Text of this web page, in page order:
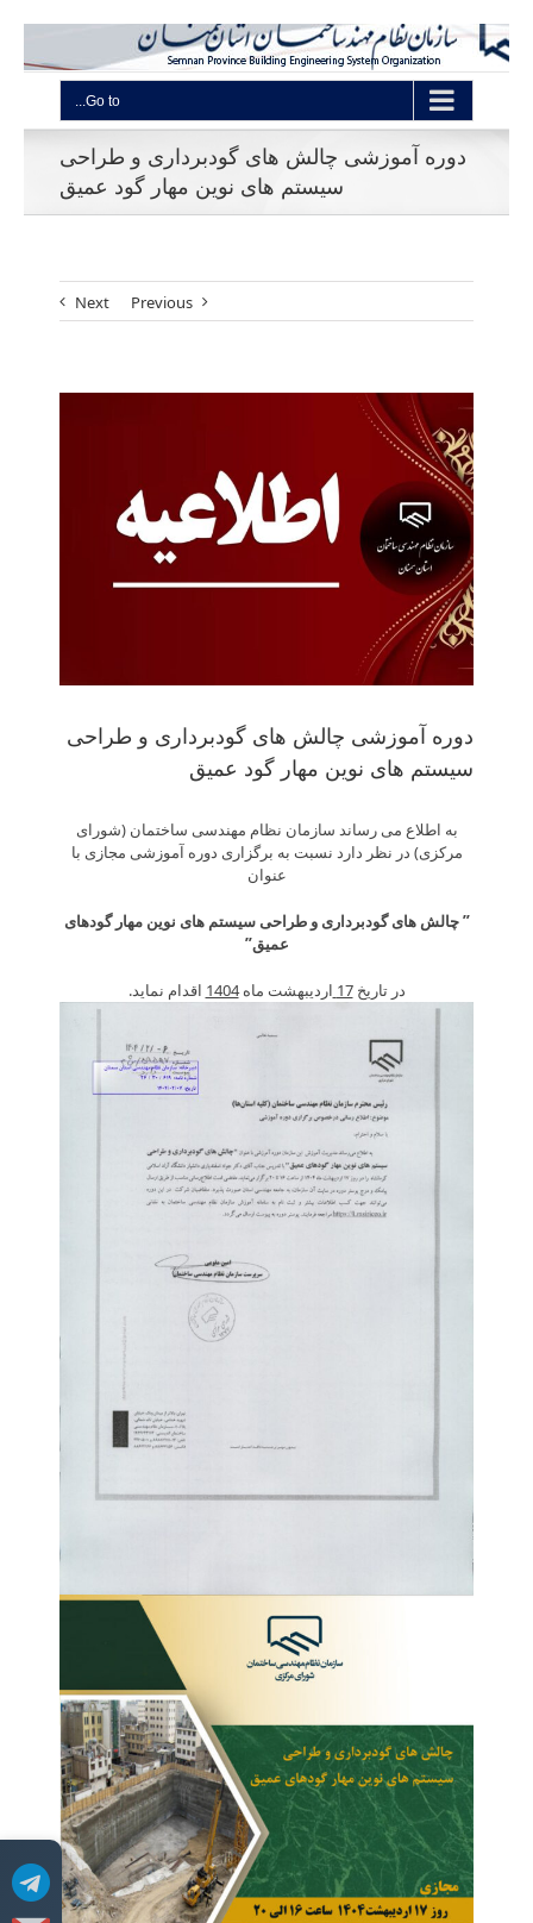
Go to...
دوره آموزشی چالش های گودبرداری و طراحی
سیستم های نوین مهار گود عمیق
Previous
Next
View
Larger
Image
دوره آموزشی چالش های گودبرداری و طراحی
سیستم های نوین مهار گود عمیق
به اطلاع می رساند سازمان نظام مهندسی ساختمان (شورای
مرکزی) در نظر دارد نسبت به برگزاری دوره آموزشی مجازی با
عنوان
” چالش های گودبرداری و طراحی سیستم های نوین مهار گودهای
عمیق”
در تاریخ17 اردیبهشت ماه1404 اقدام نماید.